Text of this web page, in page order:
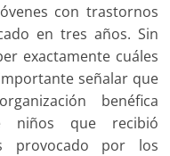
con trastornos
en tres años. Sin
exactamente cuáles
señalar que
benéfica
niños que recibió
provocado por los